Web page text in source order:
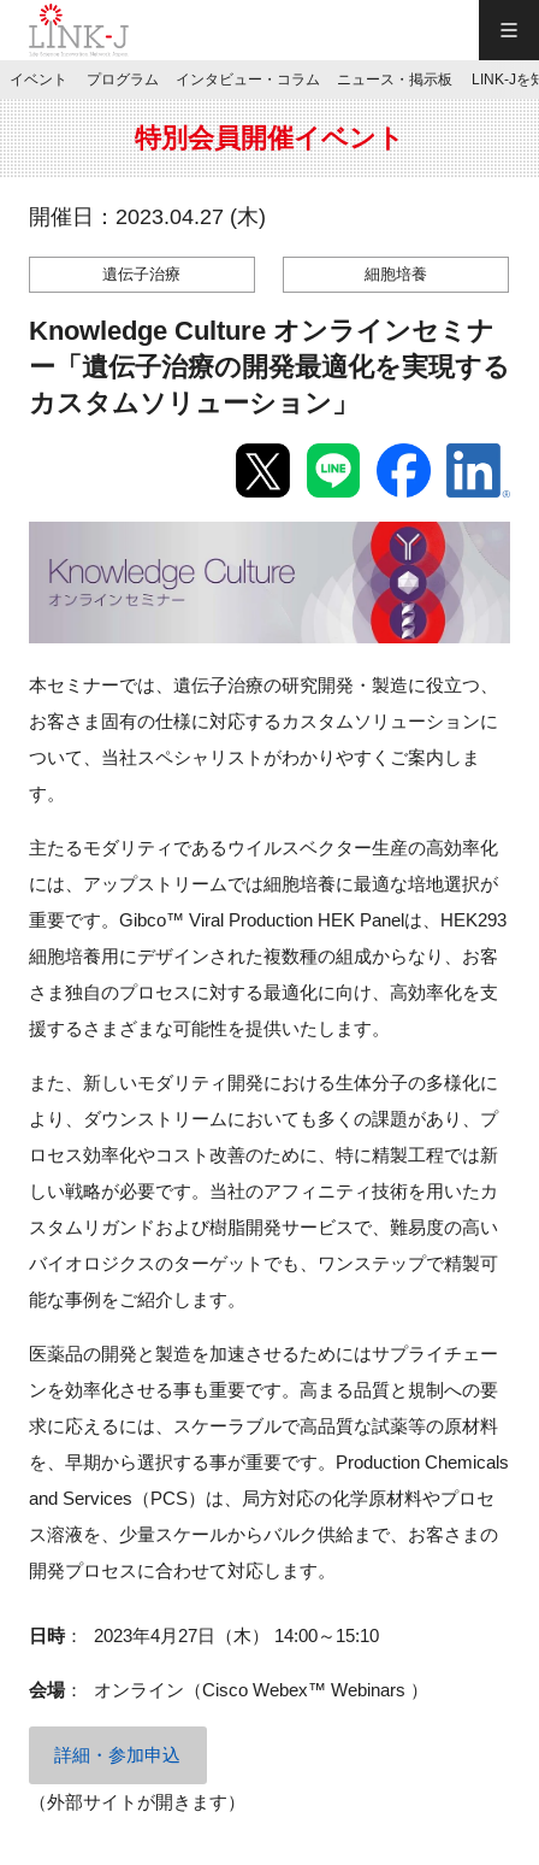
JP／EN
特別会員専用メニュー
施設ご予約
新規登録
イベント
プログラム
ニュース・掲示板
特別会員
施設・アクセス
FAQ
イベントお知らせメール登録
イベント プログラム インタビュー・コラム ニュース・掲示板 LINK-Jを
特別会員開催イベント
開催日：2023.04.27 (木)
遺伝子治療 細胞培養
Knowledge Culture オンラインセミナ
ー「遺伝子治療の開発最適化を実現する
カスタムソリューション」
本セミナーでは、遺伝子治療の研究開発・製造に役立つ、
お客さま固有の仕様に対応するカスタムソリューションに
ついて、当社スペシャリストがわかりやすくご案内しま
す。
主たるモダリティであるウイルスベクター生産の高効率化
には、アップストリームでは細胞培養に最適な培地選択が
重要です。Gibco™ Viral Production HEK Panelは、HEK293
細胞培養用にデザインされた複数種の組成からなり、お客
さま独自のプロセスに対する最適化に向け、高効率化を支
援するさまざまな可能性を提供いたします。
また、新しいモダリティ開発における生体分子の多様化に
より、ダウンストリームにおいても多くの課題があり、プ
ロセス効率化やコスト改善のために、特に精製工程では新
しい戦略が必要です。当社のアフィニティ技術を用いたカ
スタムリガンドおよび樹脂開発サービスで、難易度の高い
バイオロジクスのターゲットでも、ワンステップで精製可
能な事例をご紹介します。
医薬品の開発と製造を加速させるためにはサプライチェー
ンを効率化させる事も重要です。高まる品質と規制への要
求に応えるには、スケーラブルで高品質な試薬等の原材料
を、早期から選択する事が重要です。Production Chemicals
and Services（PCS）は、局方対応の化学原材料やプロセ
ス溶液を、少量スケールからバルク供給まで、お客さまの
開発プロセスに合わせて対応します。
日時： 2023年4月27日（木） 14:00～15:10
会場： オンライン（Cisco Webex™ Webinars ）
詳細・参加申込
（外部サイトが開きます）